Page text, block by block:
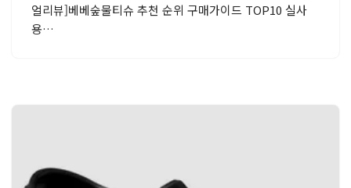
얼리뷰]베베숲물티슈 추천 순위 구매가이드 TOP10 실사
용…